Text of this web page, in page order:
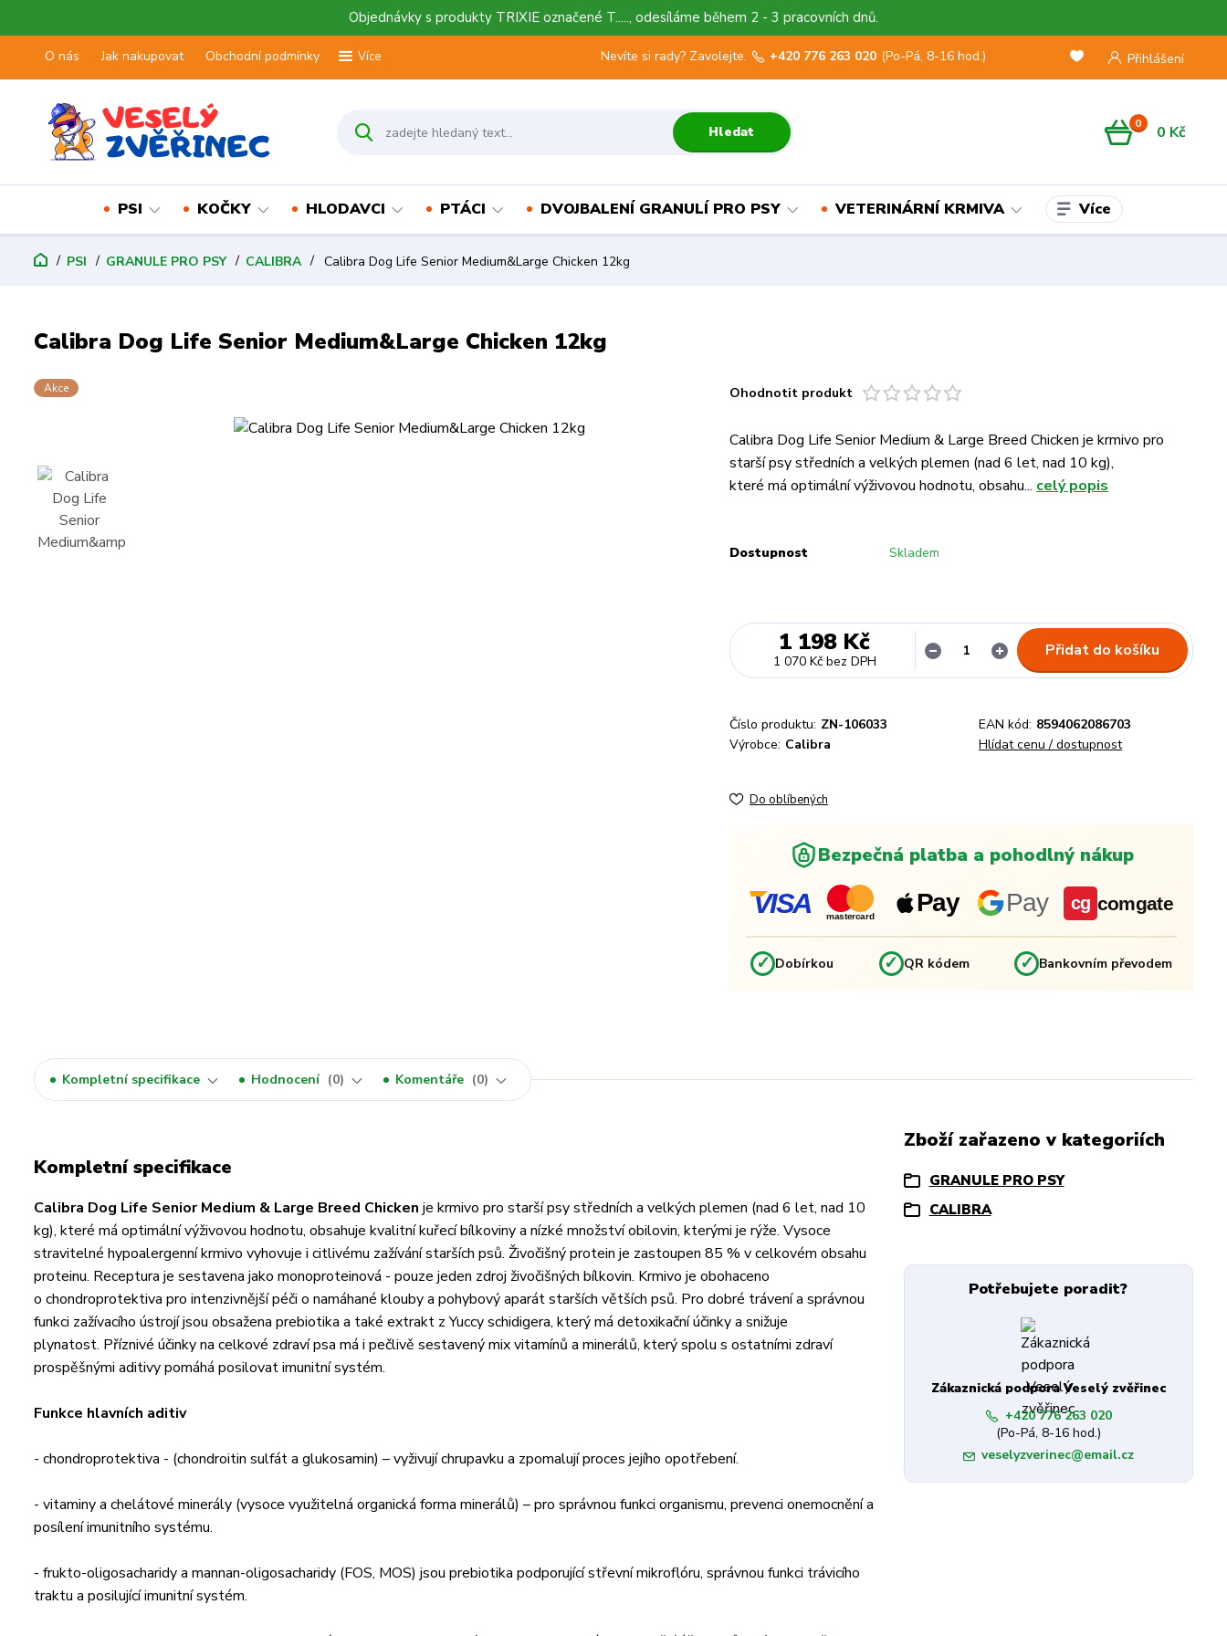
Objednávky s produkty TRIXIE označené T....., odesíláme během 2 - 3 pracovních dnů.
O nás Jak nakupovat Obchodní podmínky Více Přihlášení
Hledat
Nevíte si rady? Zavolejte. +420 776 263 020 (Po-Pá, 8-16 hod.)
0 0 Kč
PSI KOČKY HLODAVCI PTÁCI DVOJBALENÍ GRANULÍ PRO PSY VETERINÁRNÍ KRMIVA Více
PSI GRANULE PRO PSY CALIBRA Calibra Dog Life Senior Medium&Large Chicken 12kg
Calibra Dog Life Senior Medium&Large Chicken 12kg
Akce Ohodnotit produkt
Calibra Dog Life Senior Medium & Large Breed Chicken je krmivo pro
starší psy středních a velkých plemen (nad 6 let, nad 10 kg),
které má optimální výživovou hodnotu, obsahu... celý popis
Dostupnost Skladem
1 198 Kč
1 070 Kč bez DPH
Přidat do košíku
Číslo produktu: ZN-106033 EAN kód: 8594062086703
Výrobce: Calibra Hlídat cenu / dostupnost
Do oblíbených
Bezpečná platba a pohodlný nákup
VISA mastercard Pay Pay cg comgate
✓ Dobírkou ✓ QR kódem ✓ Bankovním převodem
Kompletní specifikace Hodnocení 0 Komentáře 0
Kompletní specifikace
Calibra Dog Life Senior Medium & Large Breed Chicken je krmivo pro starší psy středních a velkých plemen (nad 6 let, nad 10
kg), které má optimální výživovou hodnotu, obsahuje kvalitní kuřecí bílkoviny a nízké množství obilovin, kterými je rýže. Vysoce
stravitelné hypoalergenní krmivo vyhovuje i citlivému zažívání starších psů. Živočišný protein je zastoupen 85 % v celkovém obsahu
proteinu. Receptura je sestavena jako monoproteinová - pouze jeden zdroj živočišných bílkovin. Krmivo je obohaceno
o chondroprotektiva pro intenzivnější péči o namáhané klouby a pohybový aparát starších větších psů. Pro dobré trávení a správnou
funkci zažívacího ústrojí jsou obsažena prebiotika a také extrakt z Yuccy schidigera, který má detoxikační účinky a snižuje
plynatost. Příznivé účinky na celkové zdraví psa má i pečlivě sestavený mix vitamínů a minerálů, který spolu s ostatními zdraví
prospěšnými aditivy pomáhá posilovat imunitní systém.
Funkce hlavních aditiv
- chondroprotektiva - (chondroitin sulfát a glukosamin) – vyživují chrupavku a zpomalují proces jejího opotřebení.
- vitaminy a chelátové minerály (vysoce využitelná organická forma minerálů) – pro správnou funkci organismu, prevenci onemocnění a
posílení imunitního systému.
- frukto-oligosacharidy a mannan-oligosacharidy (FOS, MOS) jsou prebiotika podporující střevní mikroflóru, správnou funkci trávicího
traktu a posilující imunitní systém.
Zboží zařazeno v kategoriích
GRANULE PRO PSY
CALIBRA
Potřebujete poradit?
Zákaznická podpora Veselý zvěřinec
+420 776 263 020
(Po-Pá, 8-16 hod.)
veselyzverinec@email.cz